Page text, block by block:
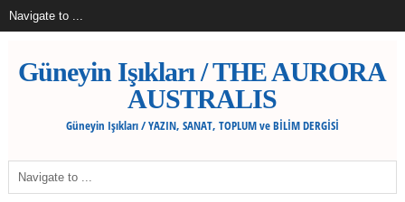
Güneyin Işıkları / THE AURORA
AUSTRALIS
Güneyin Işıkları / YAZIN, SANAT, TOPLUM ve BİLİM DERGİSİ